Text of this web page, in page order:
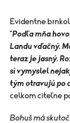
Evidentne
"Podľa mňa
Landu vďačný.
teraz je jasný.
si vymyslel
tým otravujú po
celkom citeľne
Bohuš má